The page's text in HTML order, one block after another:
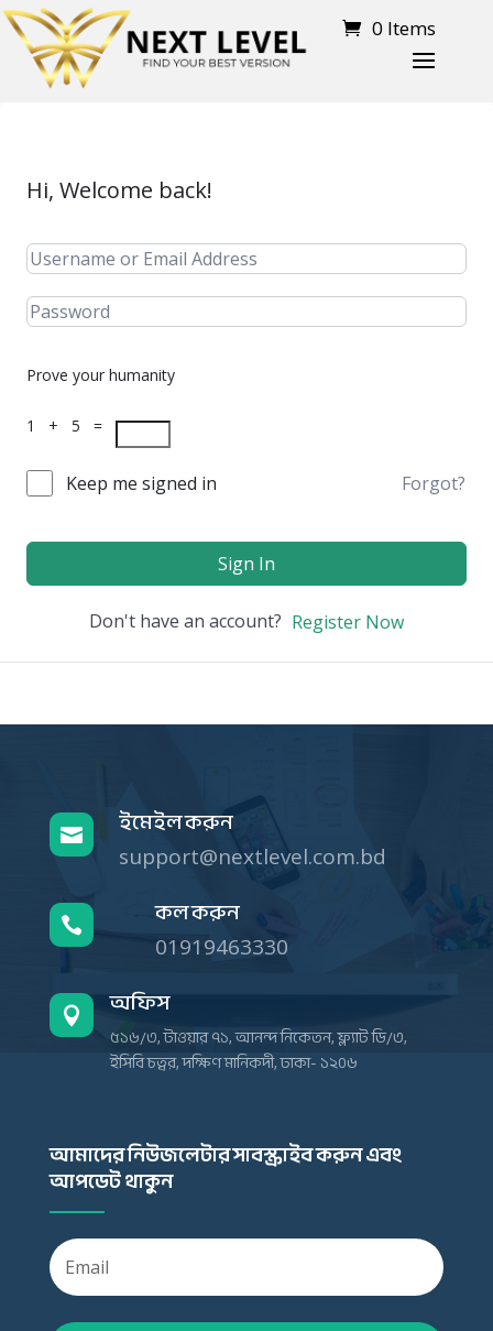
0 Items
Hi, Welcome back!
Prove your humanity
1 + 5 =
Keep me signed in Forgot?
Sign In
Don't have an account? Register Now
 ইমেইল করুন
support@nextlevel.com.bd
 কল করুন
01919463330
 অফিস
৫১৬/৩, টাওয়ার ৭১, আনন্দ নিকেতন, ফ্ল্যাট ডি/৩,
ইসিবি চত্বর, দক্ষিণ মানিকদী, ঢাকা- ১২০৬
আমাদের নিউজলেটার সাবস্ক্রাইব করুন এবং
আপডেট থাকুন